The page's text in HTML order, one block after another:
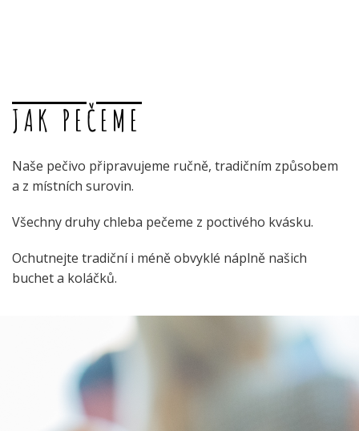
JAK PEČEME
Naše pečivo připravujeme ručně, tradičním způsobem
a z místních surovin.
Všechny druhy chleba pečeme z poctivého kvásku.
Ochutnejte tradiční i méně obvyklé náplně našich
buchet a koláčků.